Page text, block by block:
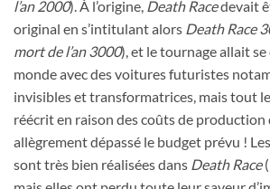
l’an 2000). À l’origine, Death Racedevait
original en s’intitulant alors Death Race
mort de l’an 3000), et le tournage allait
monde avec des voitures futuristes
invisibles et transformatrices, mais tout
réécrit en raison des coûts de
allègrement dépassé le budget prévu !
sont très bien réalisées dans Death Race(